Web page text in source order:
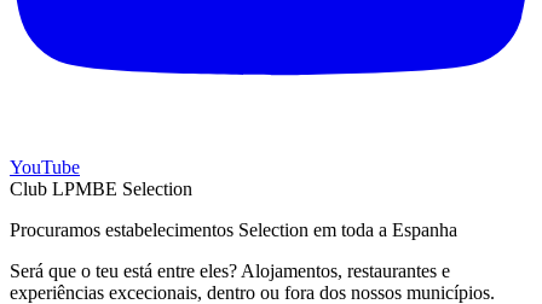
YouTube
Club LPMBE Selection
Procuramos estabelecimentos Selection em toda a Espanha
Será que o teu está entre eles? Alojamentos, restaurantes e
experiências excecionais, dentro ou fora dos nossos municípios.